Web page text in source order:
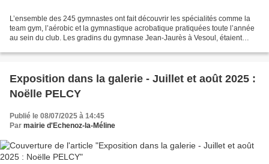
L’ensemble des 245 gymnastes ont fait découvrir les spécialités comme la
team gym, l’aérobic et la gymnastique acrobatique pratiquées toute l’année
au sein du club. Les gradins du gymnase Jean-Jaurès à Vesoul, étaient
Exposition dans la galerie - Juillet et août 2025 :
Noëlle PELCY
Publié le 08/07/2025 à 14:45
Par mairie d'Echenoz-la-Méline